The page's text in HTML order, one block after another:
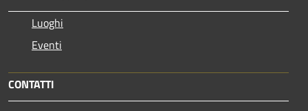
Luoghi
Eventi
CONTATTI